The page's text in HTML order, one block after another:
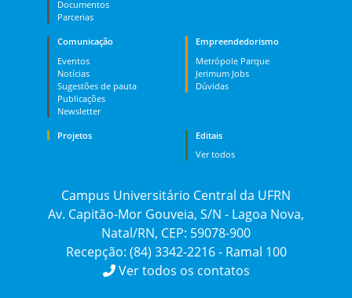
Documentos
Parcerias
Comunicação
Eventos
Notícias
Sugestões de pauta
Publicações
Newsletter
Empreendedorismo
Metrópole Parque
Jerimum Jobs
Dúvidas
Projetos
Editais
Ver todos
Campus Universitário Central da UFRN
Av. Capitão-Mor Gouveia, S/N - Lagoa Nova,
Natal/RN, CEP: 59078-900
Recepção: (84) 3342-2216 - Ramal 100
Ver todos os contatos